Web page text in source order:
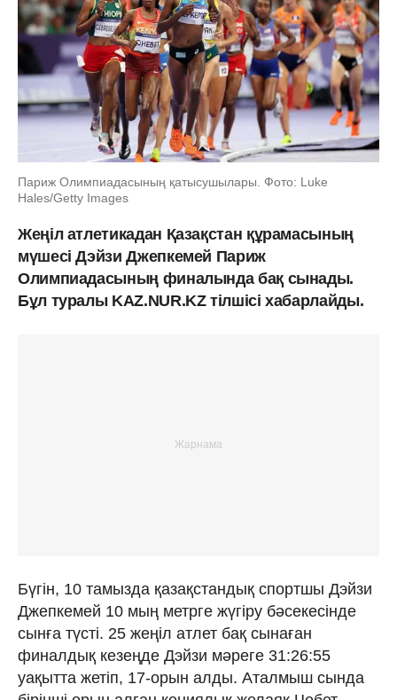
Париж Олимпиадасының қатысушылары. Фото: Luke
Hales/Getty Images
Жеңіл атлетикадан Қазақстан құрамасының
мүшесі Дэйзи Джепкемей Париж
Олимпиадасының финалында бақ сынады.
Бұл туралы KAZ.NUR.KZ тілшісі хабарлайды.
Бүгін, 10 тамызда қазақстандық спортшы Дэйзи
Джепкемей 10 мың метрге жүгіру бәсекесінде
сынға түсті. 25 жеңіл атлет бақ сынаған
финалдық кезеңде Дэйзи мәреге 31:26:55
уақытта жетіп, 17-орын алды. Аталмыш сында